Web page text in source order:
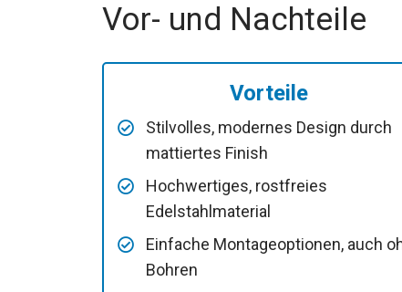
Vor- und Nachteile
Vorteile
Stilvolles, modernes Design durch
mattiertes Finish
Hochwertiges, rostfreies
Edelstahlmaterial
Einfache Montageoptionen, auch
Bohren